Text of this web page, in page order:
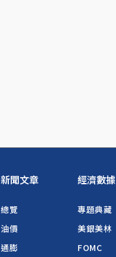
新聞文章
總覽
油價
通膨
經濟數據
專題典藏
美銀美林
FOMC